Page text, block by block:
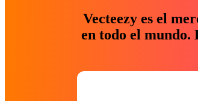
Vecteezy es el
en todo el mundo.